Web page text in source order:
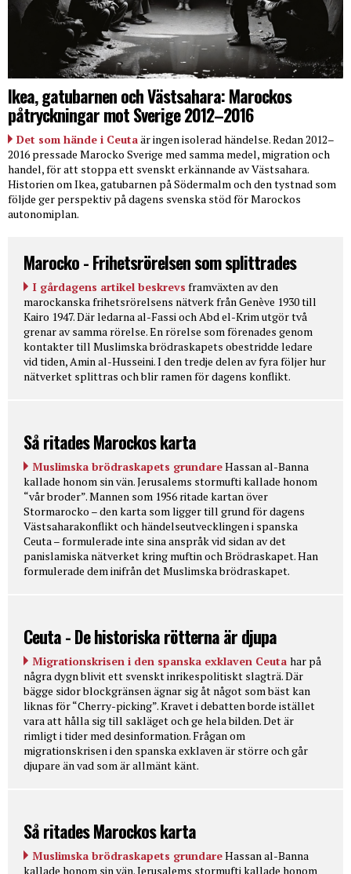
Ikea, gatubarnen och Västsahara: Marockos
påtryckningar mot Sverige 2012–2016
Det som hände i Ceutaär ingen isolerad händelse. Redan 2012–
2016 pressade Marocko Sverige med samma medel, migration och
handel, för att stoppa ett svenskt erkännande av Västsahara.
Historien om Ikea, gatubarnen på Södermalm och den tystnad som
följde ger perspektiv på dagens svenska stöd för Marockos
autonomiplan.
Marocko - Frihetsrörelsen som splittrades
I gårdagens artikel beskrevs framväxten av den
marockanska frihetsrörelsens nätverk från Genève 1930 till
Kairo 1947. Där ledarna al-Fassi och Abd el-Krim utgör två
grenar av samma rörelse. En rörelse som förenades genom
kontakter till Muslimska brödraskapets obestridde ledare
vid tiden, Amin al-Husseini. I den tredje delen av fyra följer hur
nätverket splittras och blir ramen för dagens konflikt.
Så ritades Marockos karta
Muslimska brödraskapets grundareHassan al-Banna
kallade honom sin vän. Jerusalems stormufti kallade honom
“vår broder”. Mannen som 1956 ritade kartan över
Stormarocko – den karta som ligger till grund för dagens
Västsaharakonflikt och händelseutvecklingen i spanska
Ceuta – formulerade inte sina anspråk vid sidan av det
panislamiska nätverket kring muftin och Brödraskapet. Han
formulerade dem inifrån det Muslimska brödraskapet.
Ceuta - De historiska rötterna är djupa
Migrationskrisen i den spanska exklaven Ceuta har på
några dygn blivit ett svenskt inrikespolitiskt slagträ. Där
bägge sidor blockgränsen ägnar sig åt något som bäst kan
liknas för “Cherry-picking”. Kravet i debatten borde istället
vara att hålla sig till sakläget och ge hela bilden. Det är
rimligt i tider med desinformation. Frågan om
migrationskrisen i den spanska exklaven är större och går
djupare än vad som är allmänt känt.
Så ritades Marockos karta
Muslimska brödraskapets grundareHassan al-Banna
kallade honom sin vän. Jerusalems stormufti kallade honom